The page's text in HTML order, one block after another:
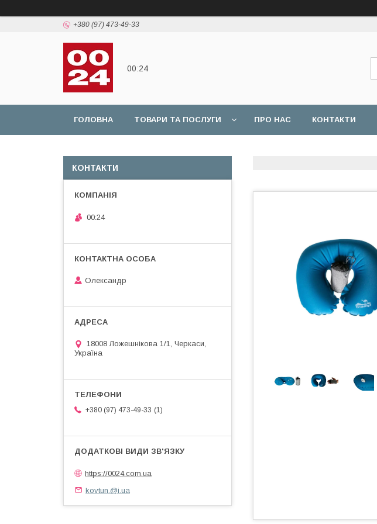
+380 (97) 473-49-33
00:24
ГОЛОВНА ТОВАРИ ТА ПОСЛУГИ ПРО НАС КОНТАКТИ
КОНТАКТИ
00:24
Олександр
18008 Ложешнікова 1/1, Черкаси,
Україна
+380 (97) 473-49-33 1
https://0024.com.ua
kovtun.@i.ua